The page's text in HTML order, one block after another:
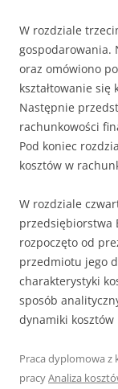
W rozdziale
gospodarowania.
oraz omówiono
kształtowanie się
Następnie
rachunkowości
Pod koniec
kosztów w
W rozdziale
przedsiębiorstwa
rozpoczęto od
przedmiotu jego
charakterystyki
sposób
dynamiki kosztów
Praca dyplomowa z
pracyAnaliza